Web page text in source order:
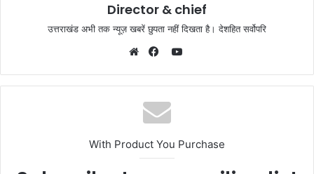
Director & chief
उत्तराखंड अभी तक न्यूज़ खबरें छुपता नहीं दिखता है। देशहित सर्वोपरि
YouTube
With Product You Purchase